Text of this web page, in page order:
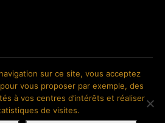
Site web réalisé par Roland CAUVIN.
sur ce site, vous acceptez
vous proposer par exemple, des
à vos centres d’intérêts et réaliser
de visites.